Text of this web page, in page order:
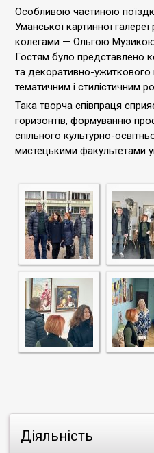
Діяльність
Особливою частиною
Уманської картинної
колегами — Ольгою
Гостям було представлено
та декоративно-ужиткового
тематичним і стилістичним
Така творча співпраця
горизонтів, формуванню
спільного культурно-
мистецькими факультетами